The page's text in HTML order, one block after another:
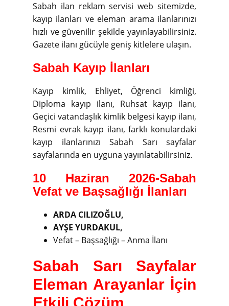
Sabah ilan reklam servisi web sitemizde,
kayıp ilanları ve eleman arama ilanlarınızı
hızlı ve güvenilir şekilde yayınlayabilirsiniz.
Gazete ilanı gücüyle geniş kitlelere ulaşın.
Sabah Kayıp İlanları
Kayıp kimlik, Ehliyet, Öğrenci kimliği,
Diploma kayıp ilanı, Ruhsat kayıp ilanı,
Geçici vatandaşlık kimlik belgesi kayıp ilanı,
Resmi evrak kayıp ilanı, farklı konulardaki
kayıp ilanlarınızı Sabah Sarı sayfalar
sayfalarında en uyguna yayınlatabilirsiniz.
10 Haziran 2026-Sabah
Vefat ve Başsağlığı İlanları
ARDA CILIZOĞLU,
AYŞE YURDAKUL,
Vefat – Başsağlığı – Anma İlanı
Sabah Sarı Sayfalar
Eleman Arayanlar İçin